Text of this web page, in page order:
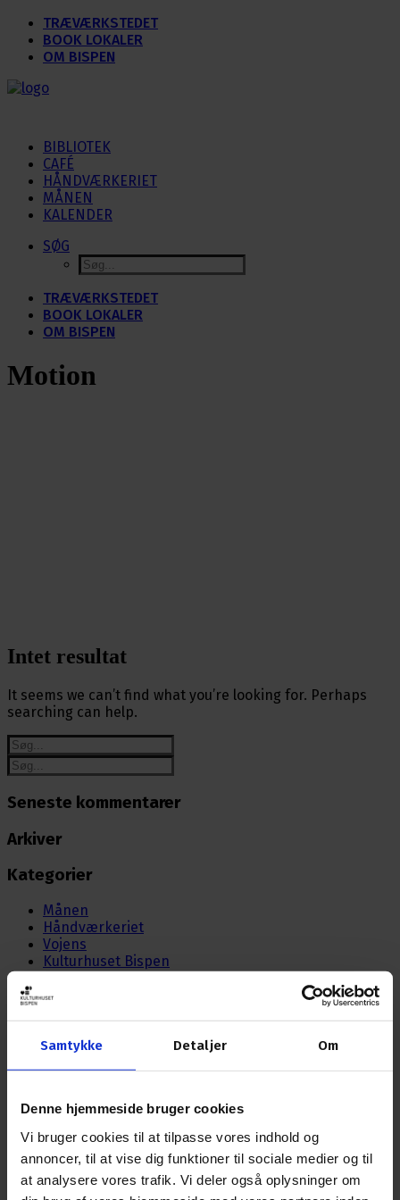
Samtykke Detaljer Om
Denne hjemmeside bruger cookies
Vi bruger cookies til at tilpasse vores indhold og
annoncer, til at vise dig funktioner til sociale medier og til
at analysere vores trafik. Vi deler også oplysninger om
TRÆVÆRKSTEDET
BOOK LOKALER
OM BISPEN
BIBLIOTEK
CAFÉ
HÅNDVÆRKERIET
MÅNEN
KALENDER
SØG
TRÆVÆRKSTEDET
BOOK LOKALER
OM BISPEN
Motion
Intet resultat
It seems we can’t find what you’re looking for. Perhaps
searching can help.
Seneste kommentarer
Arkiver
Kategorier
Månen
Håndværkeriet
Vojens
Kulturhuset Bispen
6100 minutter
Log ind
WordPress.org